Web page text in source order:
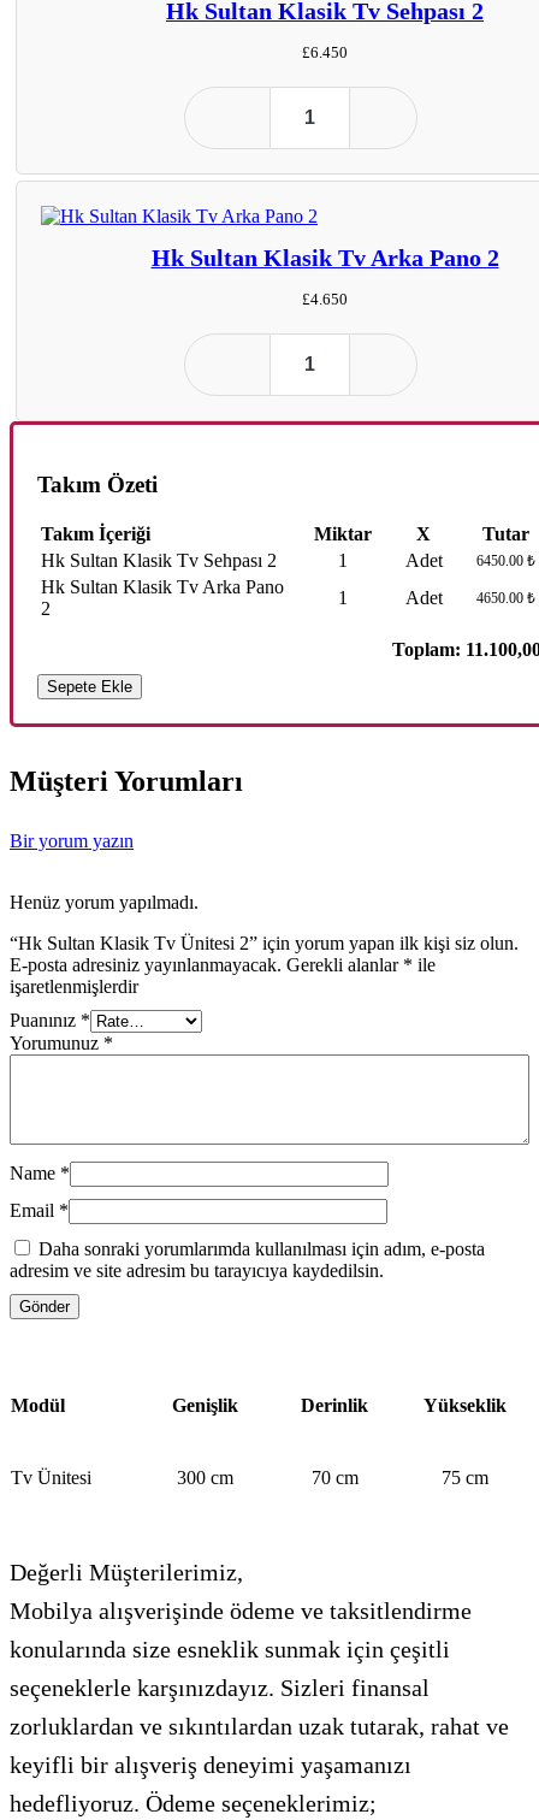
Hk Sultan Klasik Tv Sehpası 2
£6.450
Hk Sultan Klasik Tv Arka Pano 2
£4.650
Takım Özeti
Takım İçeriği Miktar X
Tutar
Hk Sultan Klasik Tv Sehpası 2
1 Adet 6450.00 ₺
Hk Sultan Klasik Tv Arka Pano
2
1 Adet 4650.00 ₺
Toplam:
Sepete Ekle
Müşteri Yorumları
Bir yorum yazın
Henüz yorum yapılmadı.
“Hk Sultan Klasik Tv Ünitesi 2” için yorum yapan ilk kişi siz olun.
E-posta adresiniz yayınlanmayacak. Gerekli alanlar * ile
işaretlenmişlerdir
Puanınız *
Yorumunuz *
Name *
Email *
Daha sonraki yorumlarımda kullanılması için adım, e-posta
adresim ve site adresim bu tarayıcıya kaydedilsin.
Modül Genişlik Derinlik Yükseklik
Tv Ünitesi 300 cm 70 cm 75 cm
Değerli Müşterilerimiz,
Mobilya alışverişinde ödeme ve taksitlendirme
konularında size esneklik sunmak için çeşitli
seçeneklerle karşınızdayız. Sizleri finansal
zorluklardan ve sıkıntılardan uzak tutarak, rahat ve
keyifli bir alışveriş deneyimi yaşamanızı
hedefliyoruz. Ödeme seçeneklerimiz;